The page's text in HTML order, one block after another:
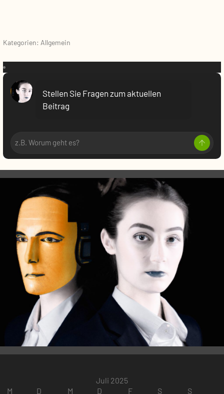
Kategorien: Allgemein
VR:
Stellen Sie Fragen zum aktuellen
Beitrag
Juli 2025
M
D M D F S S